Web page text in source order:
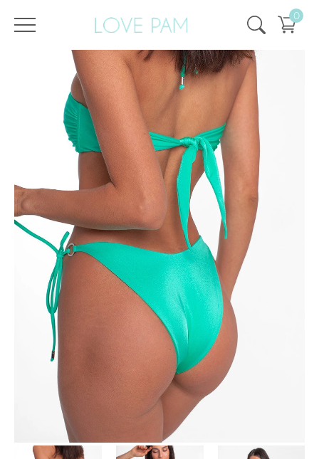
0
Strona główna Góra i dół, Spód , Linda SPRZEDAŻ SALE - 50% Dół Linda Shimmering Emerald